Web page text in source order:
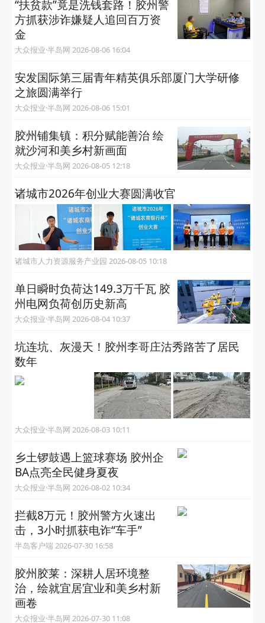
套路！胶州警方成功追回百万
元资金
方抓获涉诈嫌疑人追回百万资
金
大众报业·半岛网 2026-08-06 16:04
安发国际第三届青年精英俱乐部厦门大学研修
之旅圆满举行
大众报业·半岛网 2026-08-06 15:01
胶州铺集镇：积分赋能善治 绘
就沙河和美乡村新画面
大众报业·半岛网 2026-08-05 12:18
诸城市2026年创业大赛圆满收官
诸城市人力资源服务产业园 2026-08-05 10:18
单日瞬时负荷达149.3万千瓦 胶
州电网负荷创历史新高
大众报业·半岛网 2026-08-04 10:37
坑连坑、灰漫天！胶州李哥庄沽秀路苦了居民
数年
大众报业·半岛网 2026-08-03 10:11
乡土锣鼓遇上篮球赛场 胶州企
BA点亮全民健身夏夜
大众报业·半岛网 2026-08-02 10:34
拦截8万元！胶州警方火速出
击，3小时抓获电诈“车手”